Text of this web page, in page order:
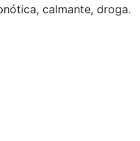
calmante, droga.